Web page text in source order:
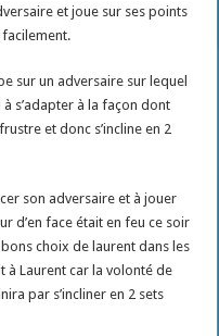
et joue sur ses points
sur un adversaire sur lequel
à s’adapter à la façon dont
et donc s’incline en 2
son adversaire et à jouer
d’en face était en feu ce soir
choix de laurent dans les
à Laurent car la volonté de
par s’incliner en 2 sets